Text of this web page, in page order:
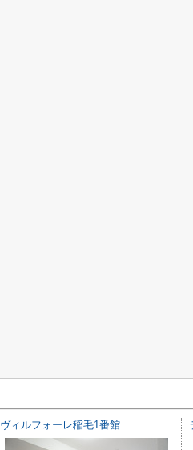
ヴィルフォーレ稲毛1番館